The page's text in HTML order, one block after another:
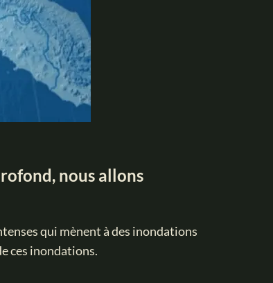
nous allons
qui mènent à des inondations
ces inondations.